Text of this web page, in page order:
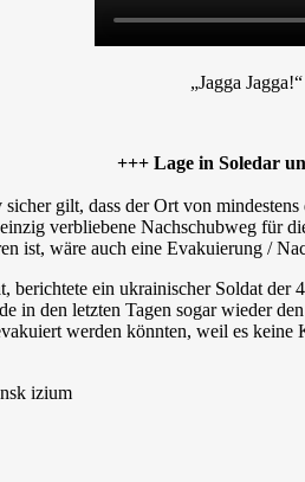
„Jagga Jagga!“
+++ Lage in Soledar
gilt, dass der Ort von
verbliebene Nachschubweg für
ist, wäre auch eine Evakuierung /
ein ukrainischer Soldat
in den letzten Tagen sogar wieder
werden könnten, weil es